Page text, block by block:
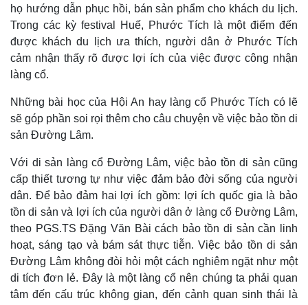
họ hướng dẫn phục hồi, bán sản phẩm cho khách du lịch.
Trong các kỳ festival Huế, Phước Tích là một điểm đến
được khách du lịch ưa thích, người dân ở Phước Tích
cảm nhận thấy rõ được lợi ích của việc được công nhận
làng cổ.
Những bài học của Hội An hay làng cổ Phước Tích có lẽ
sẽ góp phần soi rọi thêm cho câu chuyện về việc bảo tồn di
sản Đường Lâm.
Với di sản làng cổ Đường Lâm, việc bảo tồn di sản cũng
cấp thiết tương tự như việc đảm bảo đời sống của người
dân. Để bảo đảm hai lợi ích gồm: lợi ích quốc gia là bảo
tồn di sản và lợi ích của người dân ở làng cổ Đường Lâm,
theo PGS.TS Đặng Văn Bài cách bảo tồn di sản cần linh
hoạt, sáng tạo và bám sát thực tiễn. Việc bảo tồn di sản
Đường Lâm không đòi hỏi một cách nghiêm ngặt như một
di tích đơn lẻ. Đây là một làng cổ nên chúng ta phải quan
tâm đến cấu trúc không gian, đến cảnh quan sinh thái là